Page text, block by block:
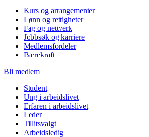
Kurs og arrangementer
Lønn og rettigheter
Fag og nettverk
Jobbsøk og karriere
Medlemsfordeler
Bærekraft
Bli medlem
Student
Ung i arbeidslivet
Erfaren i arbeidslivet
Leder
Tillitsvalgt
Arbeidsledig